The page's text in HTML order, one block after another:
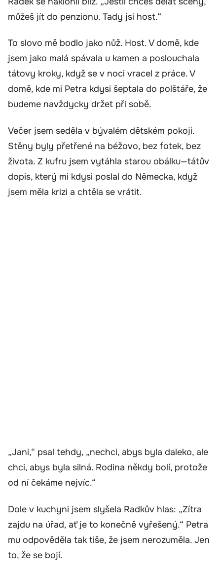
můžeš jít do penzionu. Tady jsi host.“
To slovo mě bodlo jako nůž. Host. V domě, kde
jsem jako malá spávala u kamen a poslouchala
tátovy kroky, když se v noci vracel z práce. V
domě, kde mi Petra kdysi šeptala do polštáře, že
budeme navždycky držet při sobě.
Večer jsem seděla v bývalém dětském pokoji.
Stěny byly přetřené na béžovo, bez fotek, bez
života. Z kufru jsem vytáhla starou obálku—tátův
dopis, který mi kdysi poslal do Německa, když
jsem měla krizi a chtěla se vrátit.
„Jani,“ psal tehdy, „nechci, abys byla daleko, ale
chci, abys byla silná. Rodina někdy bolí, protože
od ní čekáme nejvíc.“
Dole v kuchyni jsem slyšela Radkův hlas: „Zítra
zajdu na úřad, ať je to konečně vyřešený.“ Petra
mu odpověděla tak tiše, že jsem nerozuměla. Jen
to, že se bojí.